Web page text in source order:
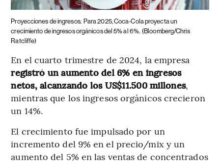
Proyecciones de ingresos. Para 2025, Coca-Cola proyecta un
crecimiento de ingresos orgánicos del 5% al 6%. (Bloomberg/Chris
Ratcliffe)
En el cuarto trimestre de 2024, la empresa
registró un aumento del 6% en ingresos
netos, alcanzando los US$11.500 millones,
mientras que los ingresos orgánicos crecieron
un 14%.
El crecimiento fue impulsado por un
incremento del 9% en el precio/mix y un
aumento del 5% en las ventas de concentrados​